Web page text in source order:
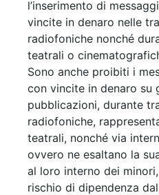
l’inserimento di
vincite in denaro nelle
radiofoniche nonché
teatrali o
Sono anche proibiti i
con vincite in denaro su
pubblicazioni, durante
radiofoniche,
teatrali, nonché via
ovvero ne esaltano la
al loro interno dei
rischio di dipendenza